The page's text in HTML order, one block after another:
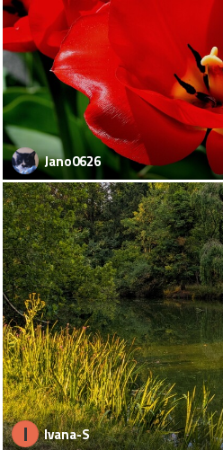
Jano0626
I Ivana-S